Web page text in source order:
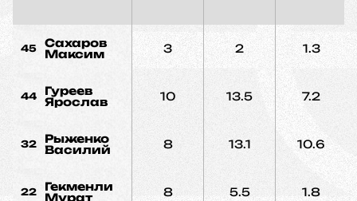
45
Сахаров
Максим
3 2 1.3
44
Гуреев
Ярослав
10 13.5 7.2
32
Рыженко
Василий
8 13.1 10.6
22
Гекменли
Мурат
8 5.5 1.8